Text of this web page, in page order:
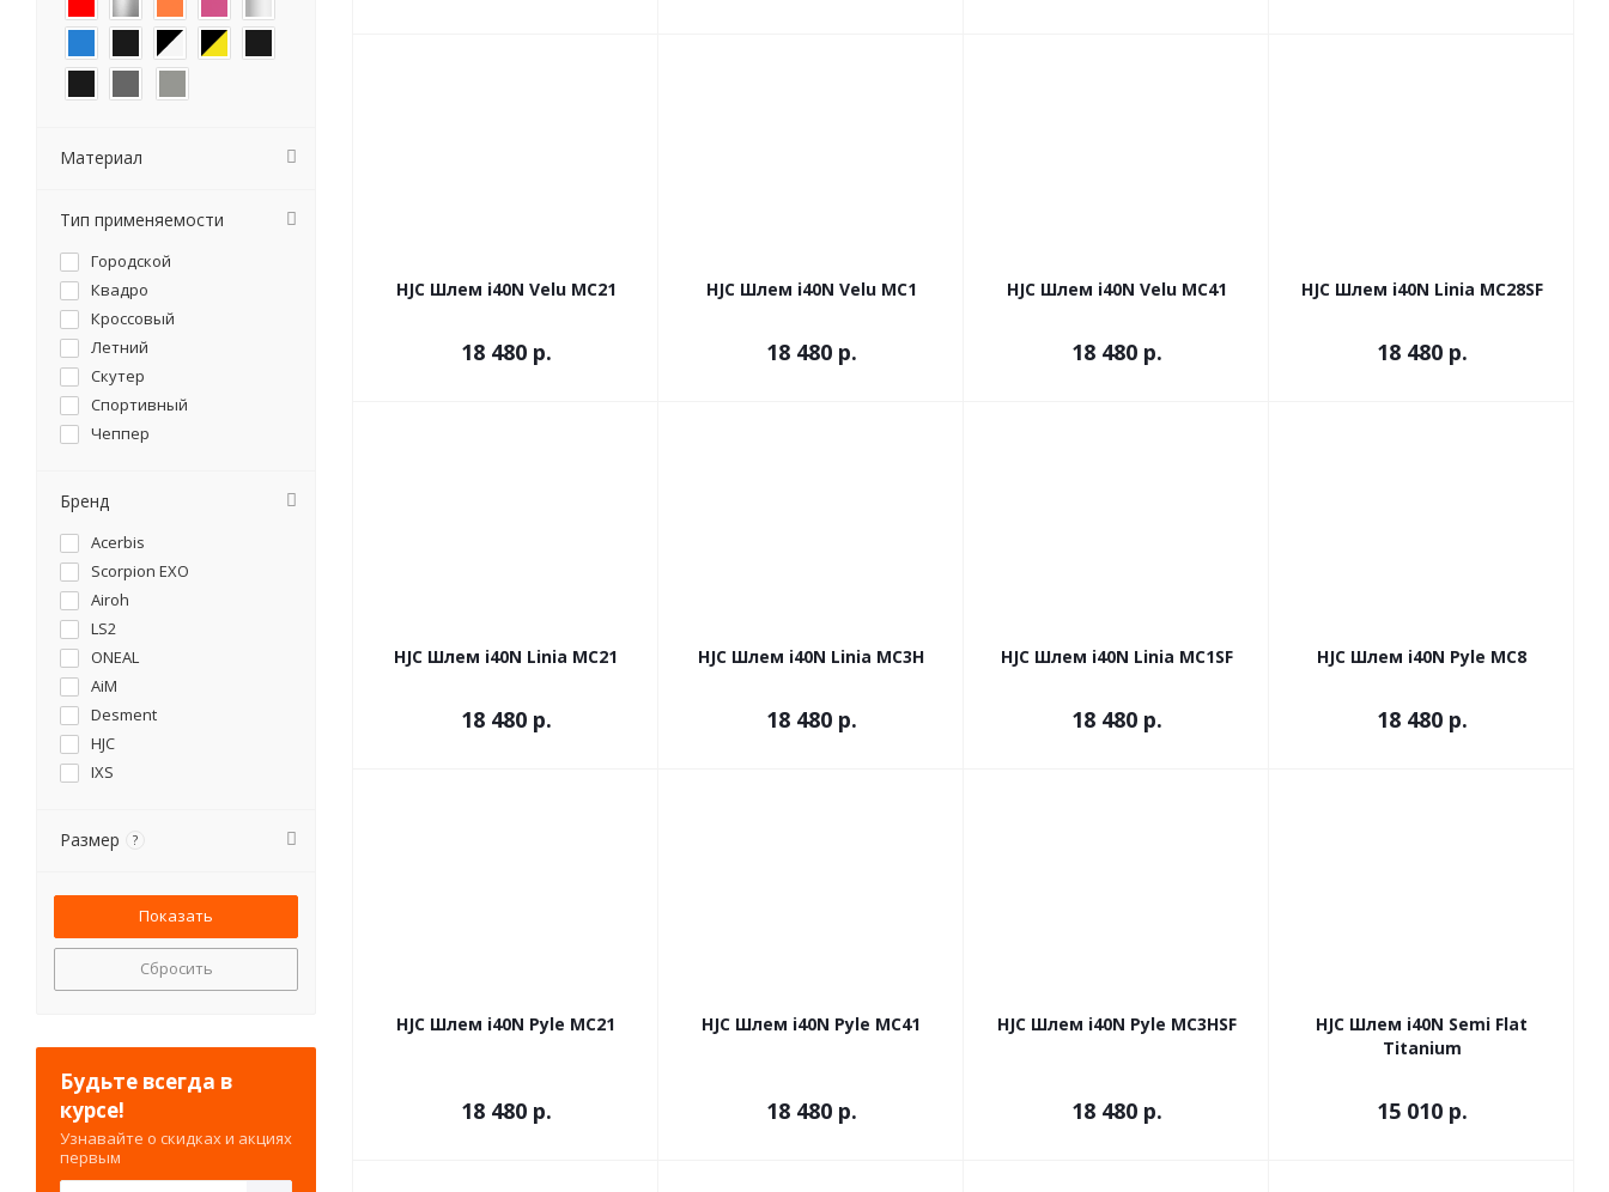
HJC Шлем i40N Velu MC21
18 480 р.
HJC Шлем i40N Velu MC1
18 480 р.
HJC Шлем i40N Velu MC41
18 480 р.
HJC Шлем i40N Linia MC28SF
18 480 р.
HJC Шлем i40N Linia MC21
18 480 р.
HJC Шлем i40N Linia MC3H
18 480 р.
HJC Шлем i40N Linia MC1SF
18 480 р.
HJC Шлем i40N Pyle MC8
18 480 р.
HJC Шлем i40N Pyle MC21
18 480 р.
HJC Шлем i40N Pyle MC41
18 480 р.
HJC Шлем i40N Pyle MC3HSF
18 480 р.
HJC Шлем i40N Semi Flat
Titanium
15 010 р.
Материал
Тип применяемости
Городской
Квадро
Кроссовый
Летний
Скутер
Спортивный
Чеппер
Бренд
Acerbis
Scorpion EXO
Airoh
LS2
ONEAL
AiM
Desment
HJC
IXS
Размер ?
Сбросить
Будьте всегда в
курсе!
Узнавайте о скидках и акциях
первым